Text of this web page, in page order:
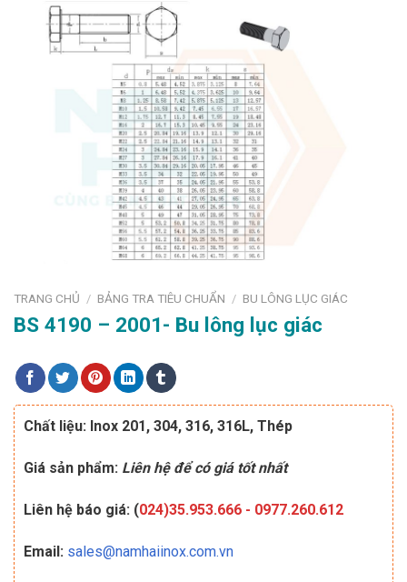
TRANG CHỦ / BẢNG TRA TIÊU CHUẨN / BU LÔNG LỤC GIÁC
BS 4190 – 2001- Bu lông lục giác
Chất liệu: Inox 201, 304, 316, 316L, Thép
Giá sản phẩm: Liên hệ để có giá tốt nhất
Liên hệ báo giá: (024)35.953.666 - 0977.260.612
Email: sales@namhaiinox.com.vn